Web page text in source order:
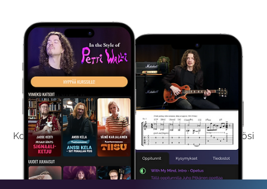
Kokeile Ilmaiseksi
Kokeilemalla ilmaiseksi saat koko sisältömme käyttöösi
viikon ajaksi.